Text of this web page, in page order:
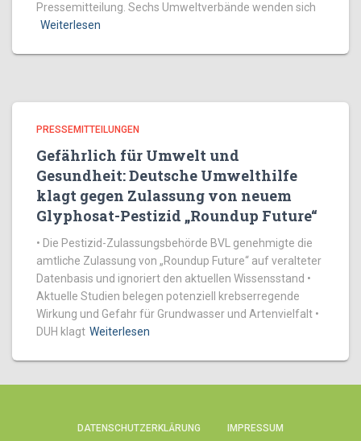
Pressemitteilung. Sechs Umweltverbände wenden sich
Weiterlesen
PRESSEMITTEILUNGEN
Gefährlich für Umwelt und
Gesundheit: Deutsche Umwelthilfe
klagt gegen Zulassung von neuem
Glyphosat-Pestizid „Roundup Future“
• Die Pestizid-Zulassungsbehörde BVL genehmigte die
amtliche Zulassung von „Roundup Future“ auf veralteter
Datenbasis und ignoriert den aktuellen Wissensstand •
Aktuelle Studien belegen potenziell krebserregende
Wirkung und Gefahr für Grundwasser und Artenvielfalt •
DUH klagt Weiterlesen
DATENSCHUTZERKLÄRUNG IMPRESSUM